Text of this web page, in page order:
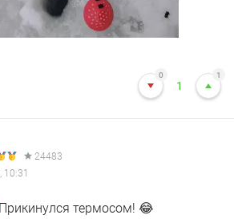
0
1
1
24483
термосом! 😂